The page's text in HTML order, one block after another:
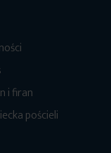
i firan
pościeli